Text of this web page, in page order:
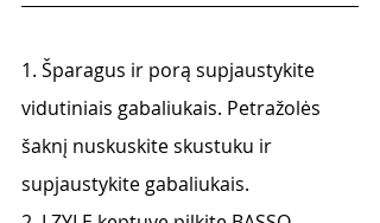
1. Šparagus ir porą supjaustykite
vidutiniais gabaliukais. Petražolės
šaknį nuskuskite skustuku ir
supjaustykite gabaliukais.